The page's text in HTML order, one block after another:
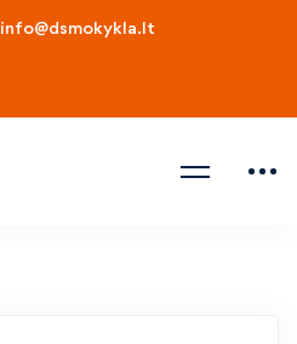
info@dsmokykla.lt